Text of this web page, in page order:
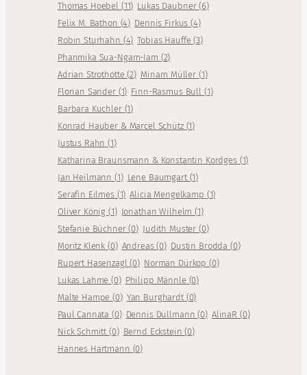
Thomas Hoebel (11) Lukas Daubner(6)
Felix M. Bathon (4) Dennis Firkus(4)
Robin Sturhahn (4) Tobias Hauffe(3)
Phanmika Sua-Ngam-Iam (2)
Adrian Strothotte(2) Miriam Müller (1)
Florian Sander (1) Finn-Rasmus Bull (1)
Barbara Kuchler (1)
Konrad Hauber & Marcel Schütz (1)
Justus Rahn(1)
Katharina Braunsmann & Konstantin Kordges (1)
Jan Heilmann(1) Lene Baumgart (1)
Serafin Eilmes (1) Alicia Mengelkamp (1)
Oliver König(1) Jonathan Wilhelm(1)
Stefanie Büchner(0) Judith Muster (0)
Moritz Klenk(0) Andreas(0) Dustin Brodda (0)
Rupert Hasenzagl(0) Norman Dürkop (0)
Lukas Lahme(0) Philipp Männle (0)
Malte Hampe(0) Yan Burghardt (0)
Paul Cannata(0) Dennis Düllmann(0) AlinaR (0)
Nick Schmitt(0) Bernd Eckstein(0)
Hannes Hartmann (0)